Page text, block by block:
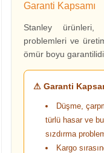
Garanti Kapsamı
Stanley ürünleri,
problemleri ve
ömür boyu
⚠ Garanti
Düşme,
türlü hasar ve
sızdırma
Kargo